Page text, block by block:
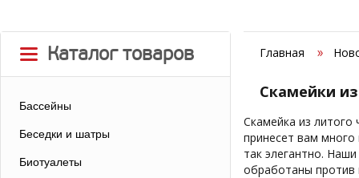
Каталог товаров
Бассейны
Беседки и шатры
Биотуалеты
Главная
Скамейки
Скамейка из литого
принесет вам
так элегантно.
обработаны против